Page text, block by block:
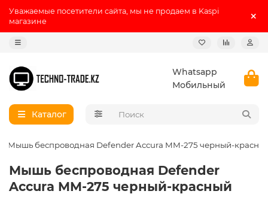
Уважаемые посетители сайта, мы не продаем в Kaspi
магазине
Whatsapp
Мобильный
Каталог
Мышь беспроводная Defender Accura MM-275 черный-
Мышь беспроводная Defender
Accura MM-275 черный-красный